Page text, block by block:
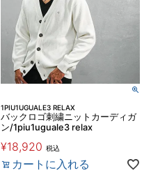
1PIU1UGUALE3 RELAX
バックロゴ刺繍ニットカーディガ
ン/1piu1uguale3 relax
¥18,920 税込
カートに入れる